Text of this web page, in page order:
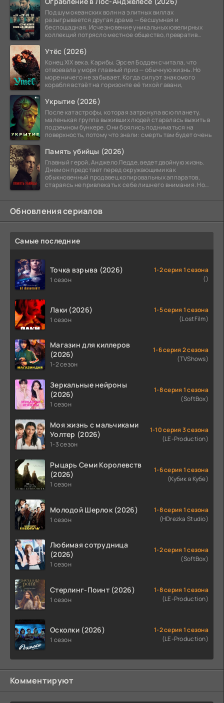
Под шум океанских волн на элитных виллах
разыгрывается другая драма — бесшумная и
беспощадная. Исчезновение уникальных ювелирных
коллекций потрясло местное общество, превратив
Утёс (2026)
Конец XIX века. Карибы. Эрсел Бодден считала, что
отвоевала у моря главный приз — обычную жизнь. Но
море ничего не забывает. Когда силуэт знакомого
корабля встаёт на горизонте её тихой гавани,
Укрытие (2026)
После катастрофы, которая затронула всю планету,
маленькая группа выживших людей старалась выжить в
подземном бункере. Они боялись подниматься на
поверхность, потому что знали: смерть там будет очень
Память убийцы (2026)
Главный герой, Анджело Ледде, ведет двойную жизнь.
Днем он предстает перед окружающими как
обыкновенный продавец копировальных аппаратов,
стараясь не привлекать к себе лишнего внимания. Но
Обновления сериалов
Самые последние
Точка взрыва (2026)
1 сезон
1-2 серия 1 сезона
()
Лаки (2026)
1 сезон
1-5 серия 1 сезона
(LostFilm)
Магазин для киллеров
(2026)
1-2 сезон
1-6 серия 2 сезона
(TVShows)
Зеркальные нейроны
(2026)
1 сезон
1-8 серия 1 сезона
(SoftBox)
Моя жизнь с мальчиками
Уолтер (2026)
1-3 сезон
1-10 серия 3 сезона
(LE-Production)
Рыцарь Семи Королевств
(2026)
1 сезон
1-6 серия 1 сезона
(Кубик в Кубе)
Молодой Шерлок (2026)
1 сезон
1-8 серия 1 сезона
(HDrezka Studio)
Любимая сотрудница
(2026)
1 сезон
1-2 серия 1 сезона
(SoftBox)
Стерлинг-Поинт (2026)
1 сезон
1-8 серия 1 сезона
(LE-Production)
Осколки (2026)
1 сезон
1-2 серия 1 сезона
(LE-Production)
Комментируют